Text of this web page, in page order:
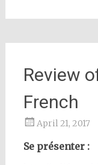
Review
French
April 21, 2017
Se présenter :